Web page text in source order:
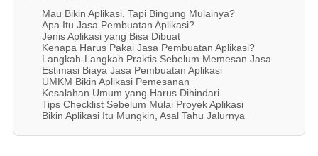
Mau Bikin Aplikasi, Tapi Bingung Mulainya?
Apa Itu Jasa Pembuatan Aplikasi?
Jenis Aplikasi yang Bisa Dibuat
Kenapa Harus Pakai Jasa Pembuatan Aplikasi?
Langkah-Langkah Praktis Sebelum Memesan Jasa
Estimasi Biaya Jasa Pembuatan Aplikasi
UMKM Bikin Aplikasi Pemesanan
Kesalahan Umum yang Harus Dihindari
Tips Checklist Sebelum Mulai Proyek Aplikasi
Bikin Aplikasi Itu Mungkin, Asal Tahu Jalurnya